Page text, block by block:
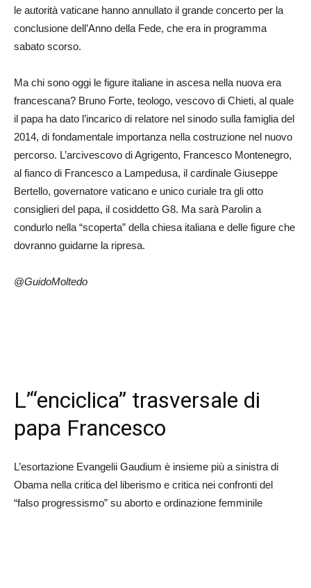
le autorità vaticane hanno annullato il grande concerto per la
conclusione dell’Anno della Fede, che era in programma
sabato scorso.
Ma chi sono oggi le figure italiane in ascesa nella nuova era
francescana? Bruno Forte, teologo, vescovo di Chieti, al quale
il papa ha dato l’incarico di relatore nel sinodo sulla famiglia del
2014, di fondamentale importanza nella costruzione nel nuovo
percorso. L’arcivescovo di Agrigento, Francesco Montenegro,
al fianco di Francesco a Lampedusa, il cardinale Giuseppe
Bertello, governatore vaticano e unico curiale tra gli otto
consiglieri del papa, il cosiddetto G8. Ma sarà Parolin a
condurlo nella “scoperta” della chiesa italiana e delle figure che
dovranno guidarne la ripresa.
@GuidoMoltedo
L’“enciclica” trasversale di
papa Francesco
L’esortazione Evangelii Gaudium è insieme più a sinistra di
Obama nella critica del liberismo e critica nei confronti del
“falso progressismo” su aborto e ordinazione femminile